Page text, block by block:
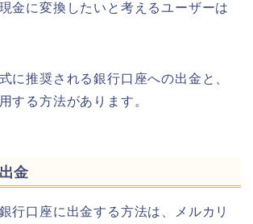
金に変換したいと考えるユーザーは
に推奨される銀行口座への出金と、
する方法があります。
金
行口座に出金する方法は、メルカリ